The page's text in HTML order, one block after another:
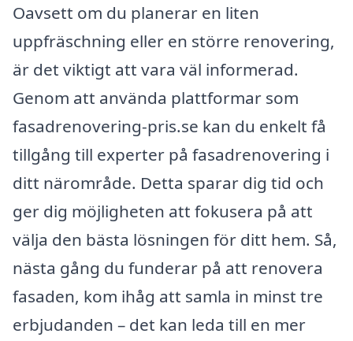
Oavsett om du planerar en liten
uppfräschning eller en större renovering,
är det viktigt att vara väl informerad.
Genom att använda plattformar som
fasadrenovering-pris.se kan du enkelt få
tillgång till experter på fasadrenovering i
ditt närområde. Detta sparar dig tid och
ger dig möjligheten att fokusera på att
välja den bästa lösningen för ditt hem. Så,
nästa gång du funderar på att renovera
fasaden, kom ihåg att samla in minst tre
erbjudanden – det kan leda till en mer